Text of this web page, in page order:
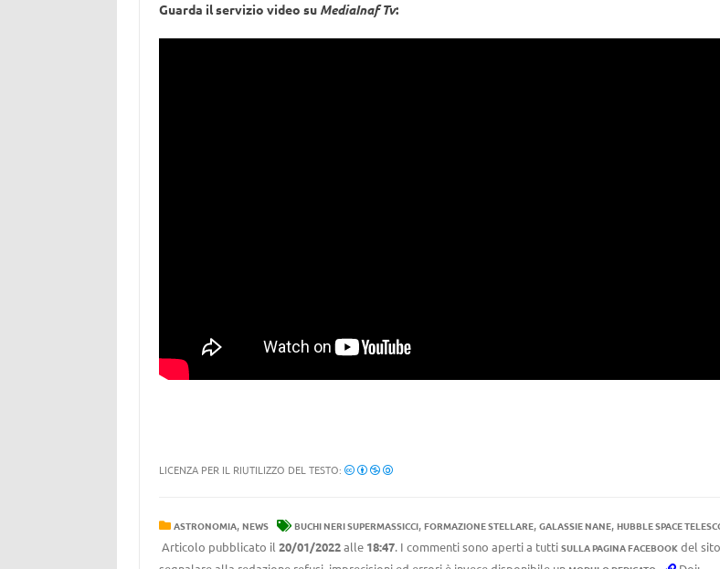
Guarda il servizio video su MediaInaf Tv:
LICENZA PER IL RIUTILIZZO DEL TESTO:
ASTRONOMIA, NEWS BUCHI NERI SUPERMASSICCI, FORMAZIONE STELLARE, GALASSIE NANE, HUBBLE SPACE
Articolo pubblicato il 20/01/2022alle 18:47. I commenti sono aperti a tutti SULLA PAGINA FACEBOOKdel